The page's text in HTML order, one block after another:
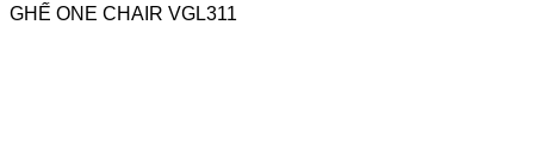
GHẾ ONE CHAIR VGL311